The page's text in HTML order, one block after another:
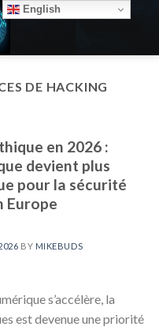
DE HACKING
en 2026 :
devient plus
pour la sécurité
Europe
BY MIKEBUDS
s’accélère, la
est devenue une priorité
English